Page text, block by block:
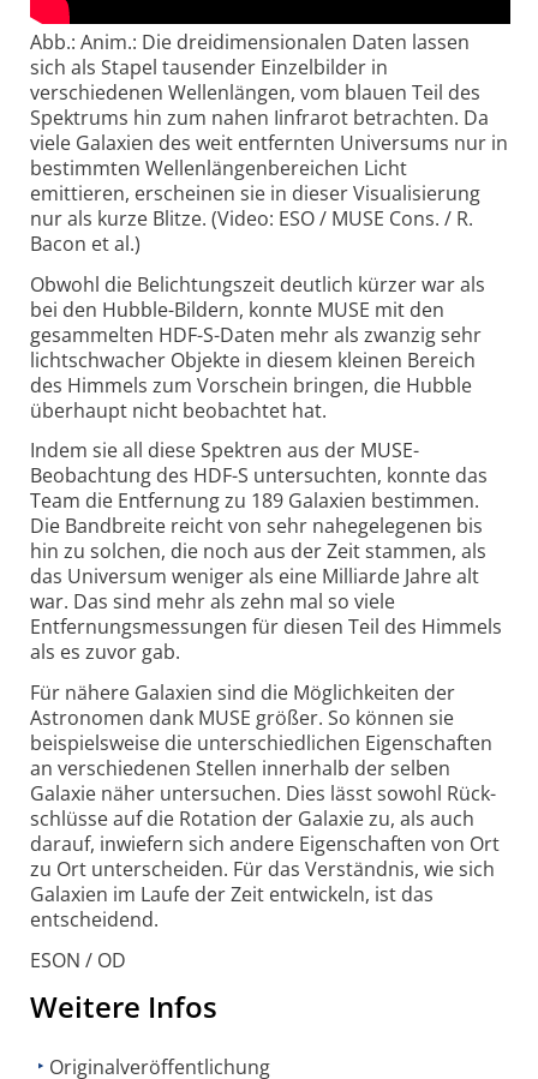
Abb.: Anim.: Die dreidimensionalen Daten lassen
sich als Stapel tausender Einzelbilder in
verschiedenen Wellen­längen, vom blauen Teil des
Spektrums hin zum nahen Iinfrarot betrachten. Da
viele Galaxien des weit entfernten Universums nur in
bestimmten Wellen­längen­bereichen Licht
emittieren, erscheinen sie in dieser Visuali­sierung
nur als kurze Blitze. (Video: ESO / MUSE Cons. / R.
Bacon et al.)
Obwohl die Belichtungszeit deutlich kürzer war als
bei den Hubble-Bildern, konnte MUSE mit den
gesammelten HDF-S-Daten mehr als zwanzig sehr
lichtschwacher Objekte in diesem kleinen Bereich
des Himmels zum Vorschein bringen, die Hubble
überhaupt nicht beobachtet hat.
Indem sie all diese Spektren aus der MUSE-
Beobachtung des HDF-S untersuchten, konnte das
Team die Entfernung zu 189 Galaxien bestimmen.
Die Bandbreite reicht von sehr nahe­gelegenen bis
hin zu solchen, die noch aus der Zeit stammen, als
das Universum weniger als eine Milliarde Jahre alt
war. Das sind mehr als zehn mal so viele
Entfernungs­messungen für diesen Teil des Himmels
als es zuvor gab.
Für nähere Galaxien sind die Möglich­keiten der
Astronomen dank MUSE größer. So können sie
beispiels­weise die unter­schied­lichen Eigen­schaften
an verschiedenen Stellen innerhalb der selben
Galaxie näher unter­suchen. Dies lässt sowohl Rück­
schlüsse auf die Rotation der Galaxie zu, als auch
darauf, inwiefern sich andere Eigen­schaften von Ort
zu Ort unter­scheiden. Für das Verständnis, wie sich
Galaxien im Laufe der Zeit entwickeln, ist das
entscheidend.
ESON / OD
Weitere Infos
Originalveröffentlichung